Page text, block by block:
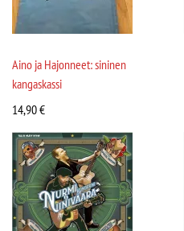
Aino ja Hajonneet: sininen
kangaskassi
14,90€